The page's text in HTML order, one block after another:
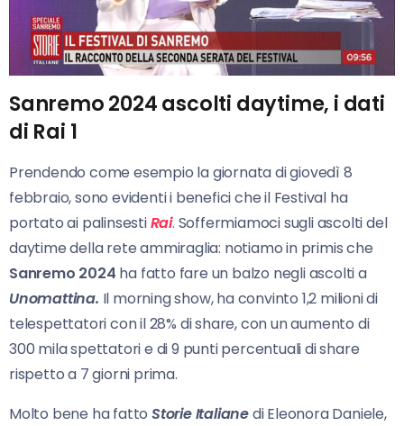
Sanremo2024ascolti daytime, i dati
di Rai 1
Prendendo come esempio la giornata di giovedì 8
febbraio, sono evidenti i benefici che il Festival ha
portato ai palinsestiRai. Soffermiamoci sugli ascolti del
daytime della rete ammiraglia: notiamo in primis che
Sanremo 2024 ha fatto fare un balzo negli ascolti a
Unomattina. Il morning show, ha convinto 1,2 milioni di
telespettatori con il 28% di share, con un aumento di
300 mila spettatori e di 9 punti percentuali di share
rispetto a 7 giorni prima.
Molto bene ha fatto Storie Italianedi Eleonora Daniele,